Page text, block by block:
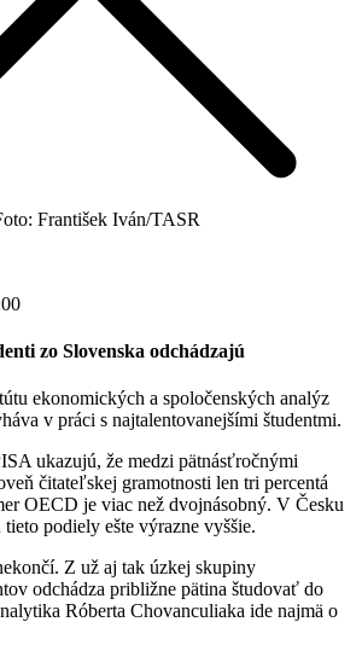
František Iván/TASR
zo Slovenska odchádzajú
ekonomických a spoločenských analýz
v práci s najtalentovanejšími študentmi.
ukazujú, že medzi pätnásťročnými
čitateľskej gramotnosti len tri percentá
OECD je viac než dvojnásobný. V Česku
podiely ešte výrazne vyššie.
Z už aj tak úzkej skupiny
odchádza približne pätina študovať do
Róberta Chovanculiaka ide najmä o